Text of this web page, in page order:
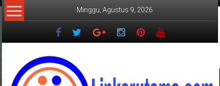
Lompat
ke
Minggu, Agustus 9, 2026